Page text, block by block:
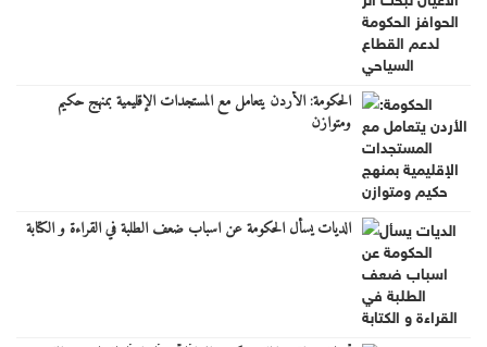
الحكومة: الأردن يتعامل مع المستجدات الإقليمية بمنهج حكيم
ومتوازن
الديات يسأل الحكومة عن اسباب ضعف الطلبة في القراءة و الكتابة